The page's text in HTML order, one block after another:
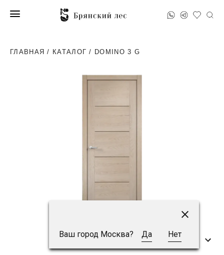
Ваш город Москва? Да Нет
ГЛАВНАЯ / КАТАЛОГ / DOMINO 3 G